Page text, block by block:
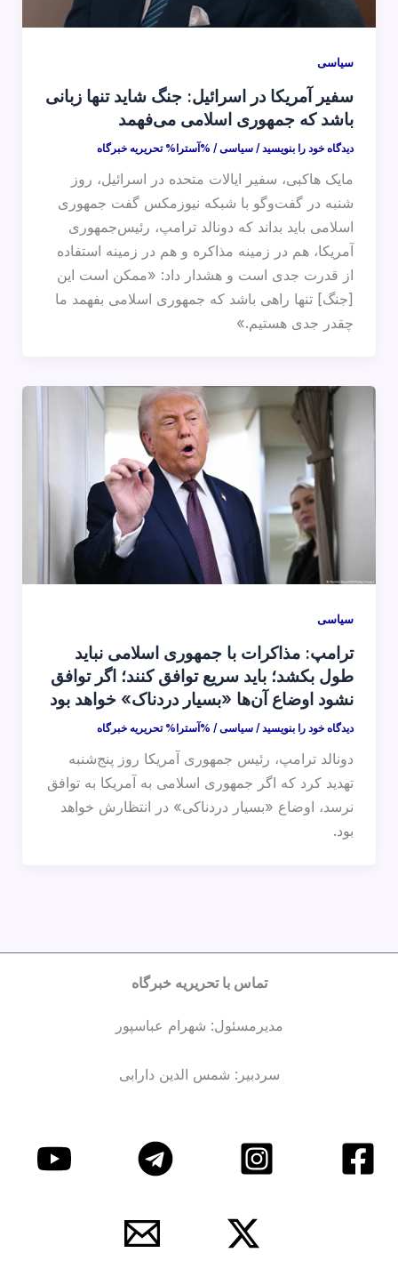
سیاسی
سفیر آمریکا در اسرائیل: جنگ شاید تنها زبانی
باشد که جمهوری اسلامی می‌فهمد
دیدگاه‌ خود را بنویسید / سیاسی/ %آسترا% تحریریه خبرگاه
مایک هاکبی، سفیر ایالات متحده در اسرائیل، روز
شنبه در گفت‌وگو با شبکه نیوزمکس گفت جمهوری
اسلامی باید بداند که دونالد ترامپ، رئیس‌جمهوری
آمریکا، هم در زمینه مذاکره و هم در زمینه استفاده
از قدرت جدی است و هشدار داد: «ممکن است این
[جنگ] تنها راهی باشد که جمهوری اسلامی بفهمد ما
چقدر جدی هستیم.»
سیاسی
ترامپ: مذاکرات با جمهوری اسلامی نباید
طول بکشد؛ باید سریع توافق کنند؛ اگر توافق
نشود اوضاع آن‌ها «بسیار دردناک» خواهد بود
دیدگاه‌ خود را بنویسید / سیاسی/ %آسترا% تحریریه خبرگاه
دونالد ترامپ، رئیس جمهوری آمریکا روز پنج‌شنبه
تهدید کرد که اگر جمهوری اسلامی به آمریکا به توافق
نرسد، اوضاع «بسیار دردناکی» در انتظارش خواهد
بود.
تماس با تحریریه خبرگاه
مدیرمسئول: شهرام عباسپور
سردبیر: شمس الدین دارابی